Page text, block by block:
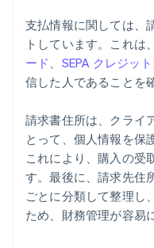
支払情報に関しては、
トしています。これは
ード 、 SEPA クレジッ
信した人であることを
請求書住所は、クライ
とって、個人情報を保
これにより、購入の受
す。最後に、請求先住
ごとに分類して整理し
ため、財務管理が容易